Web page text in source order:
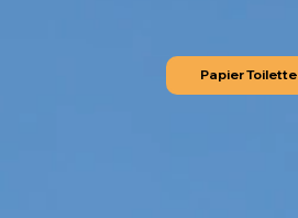
Papier Toilette